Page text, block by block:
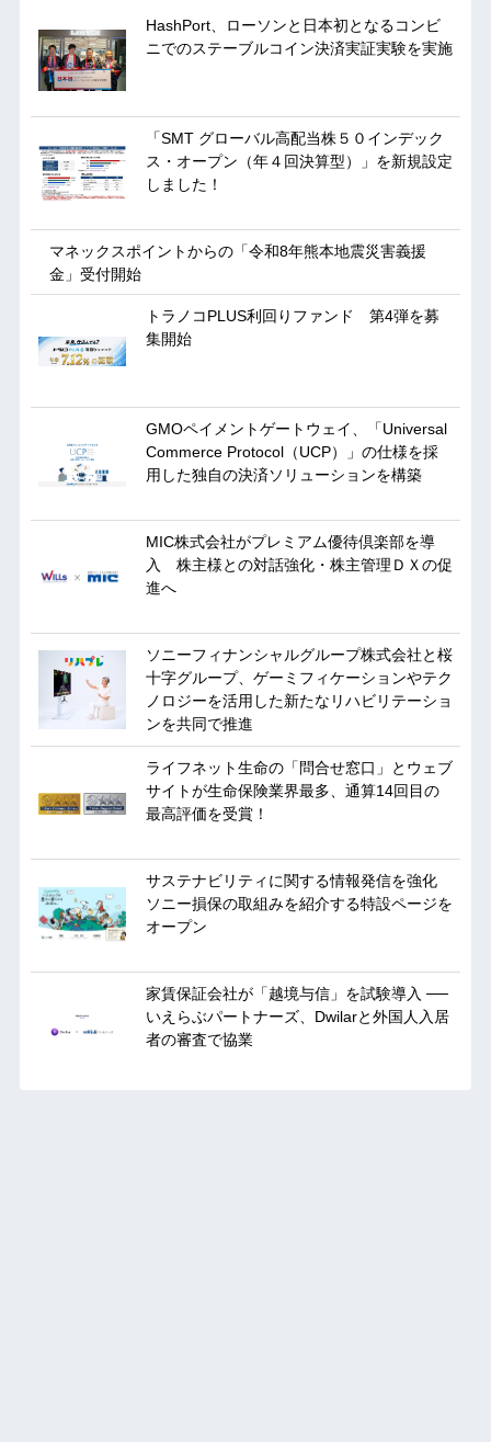
HashPort、ローソンと日本初となるコンビ
ニでのステーブルコイン決済実証実験を実施
「SMT グローバル高配当株５０インデック
ス・オープン（年４回決算型）」を新規設定
しました！
マネックスポイントからの「令和8年熊本地震災害義援
金」受付開始
トラノコPLUS利回りファンド 第4弾を募
集開始
GMOペイメントゲートウェイ、「Universal
Commerce Protocol（UCP）」の仕様を採
用した独自の決済ソリューションを構築
MIC株式会社がプレミアム優待倶楽部を導
入 株主様との対話強化・株主管理ＤＸの促
進へ
ソニーフィナンシャルグループ株式会社と桜
十字グループ、ゲーミフィケーションやテク
ノロジーを活用した新たなリハビリテーショ
ンを共同で推進
ライフネット生命の「問合せ窓口」とウェブ
サイトが生命保険業界最多、通算14回目の
最高評価を受賞！
サステナビリティに関する情報発信を強化
ソニー損保の取組みを紹介する特設ページを
オープン
家賃保証会社が「越境与信」を試験導入 ──
いえらぶパートナーズ、Dwilarと外国人入居
者の審査で協業